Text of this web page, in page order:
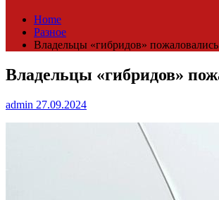
Home
Разное
Владельцы «гибридов»
Владельцы «гибридов»
admin 27.09.2024